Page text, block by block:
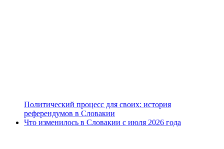
Политический процесс для своих: история
референдумов в Словакии
Что изменилось в Словакии с июля 2026 года